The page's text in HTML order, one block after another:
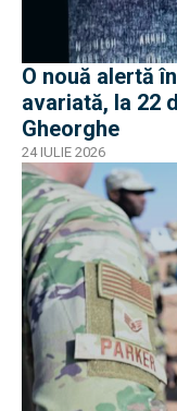
O nouă alertă
avariată, la 22
Gheorghe
24 IULIE 2026